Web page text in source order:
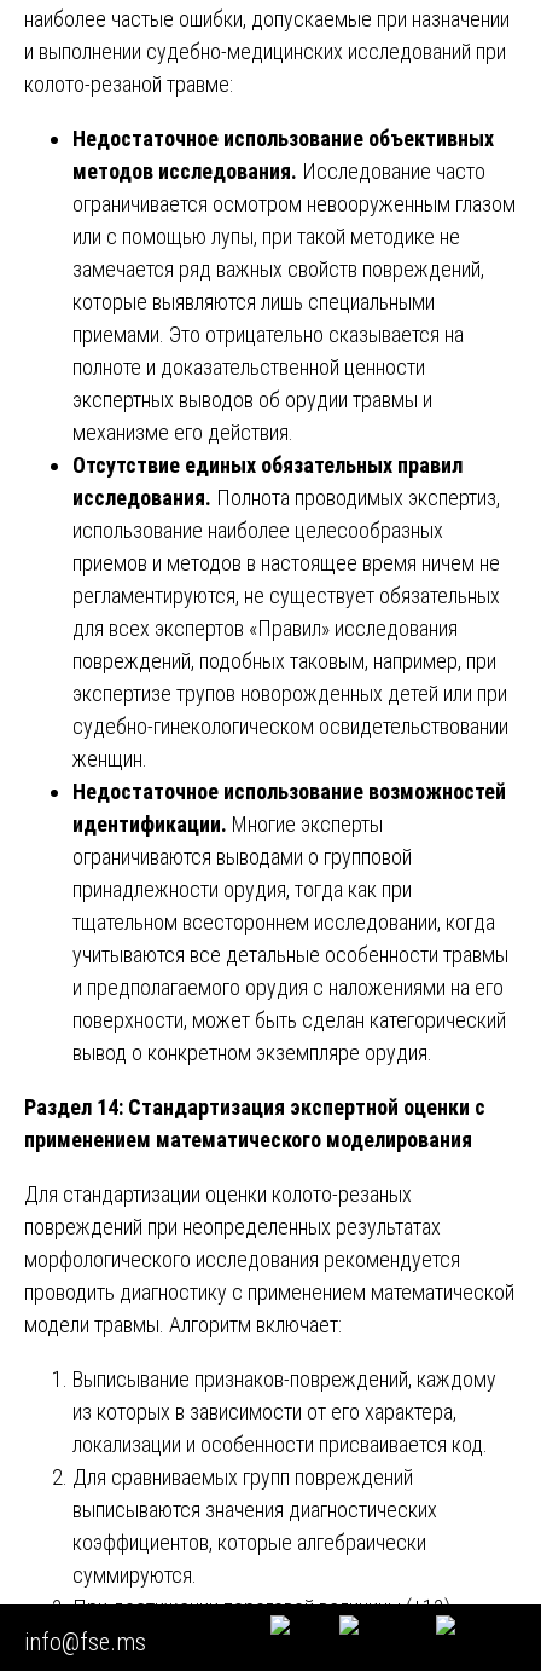
наиболее частые ошибки, допускаемые при назначении
и выполнении судебно-медицинских исследований при
колото-резаной травме:
Недостаточное использование объективных
методов исследования. Исследование часто
ограничивается осмотром невооруженным глазом
или с помощью лупы, при такой методике не
замечается ряд важных свойств повреждений,
которые выявляются лишь специальными
приемами. Это отрицательно сказывается на
полноте и доказательственной ценности
экспертных выводов об орудии травмы и
механизме его действия.
Отсутствие единых обязательных правил
исследования. Полнота проводимых экспертиз,
использование наиболее целесообразных
приемов и методов в настоящее время ничем не
регламентируются, не существует обязательных
для всех экспертов «Правил» исследования
повреждений, подобных таковым, например, при
экспертизе трупов новорожденных детей или при
судебно-гинекологическом освидетельствовании
женщин.
Недостаточное использование возможностей
идентификации. Многие эксперты
ограничиваются выводами о групповой
принадлежности орудия, тогда как при
тщательном всестороннем исследовании, когда
учитываются все детальные особенности травмы
и предполагаемого орудия с наложениями на его
поверхности, может быть сделан категорический
вывод о конкретном экземпляре орудия.
Раздел 14: Стандартизация экспертной оценки с
применением математического моделирования
Для стандартизации оценки колото-резаных
повреждений при неопределенных результатах
морфологического исследования рекомендуется
проводить диагностику с применением математической
модели травмы. Алгоритм включает:
Выписывание признаков-повреждений, каждому
из которых в зависимости от его характера,
локализации и особенности присваивается код.
Для сравниваемых групп повреждений
выписываются значения диагностических
коэффициентов, которые алгебраически
суммируются.
При достижении пороговой величины (±13)
делается вывод о вероятных свойствах колюще-
info@fse.ms